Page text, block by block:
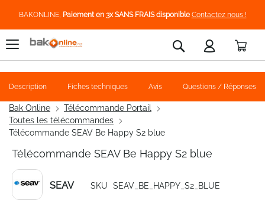
BAKONLINE, Paiement en 3x SANS FRAIS disponible Contactez nous !
Rechercher
Bak Online
Télécommande Portail
Toutes les télécommandes
Télécommande SEAV Be Happy S2 blue
Télécommande SEAV Be Happy S2 blue
SEAV SKU SEAV_BE_HAPPY_S2_BLUE
Description Fiches techniques Avis Questions / Réponses